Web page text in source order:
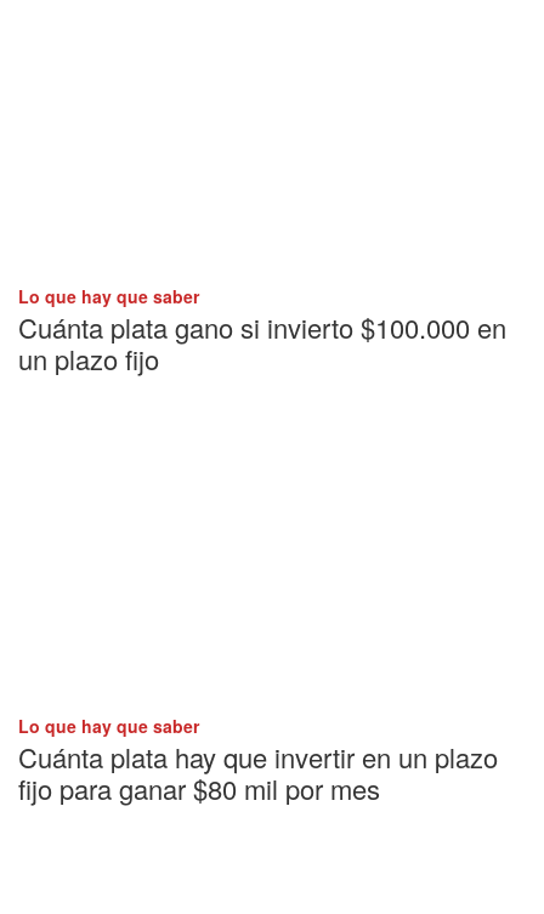
Lo que hay que saber
Cuánta plata gano si invierto $100.000 en
un plazo fijo
Lo que hay que saber
Cuánta plata hay que invertir en un plazo
fijo para ganar $80 mil por mes